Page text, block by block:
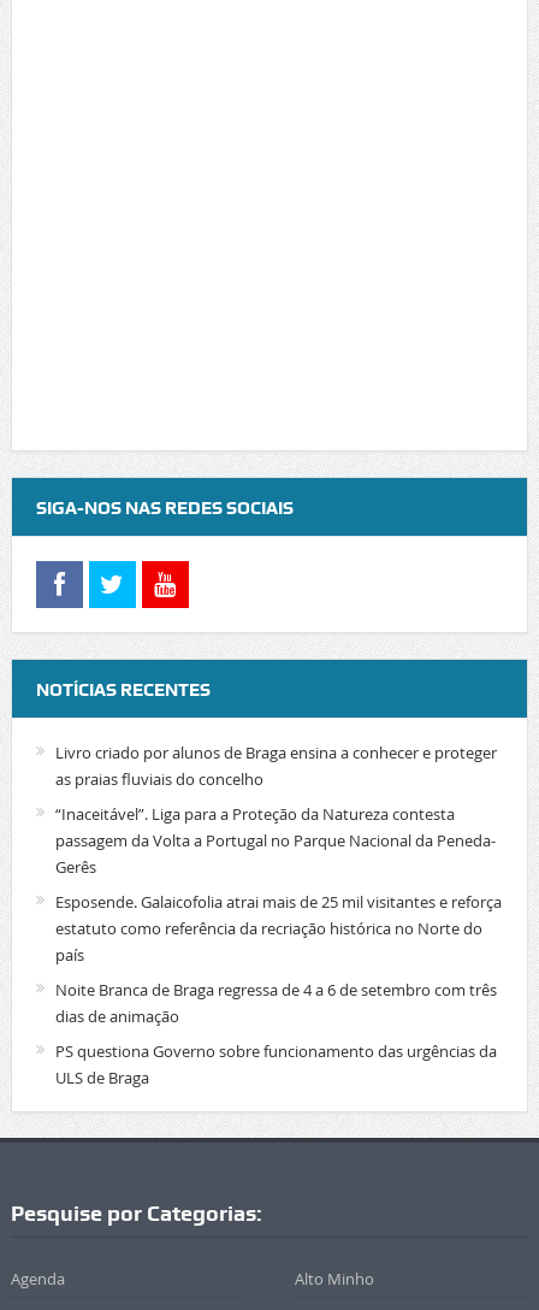
SIGA-NOS NAS REDES SOCIAIS
NOTÍCIAS RECENTES
Livro criado por alunos de Braga ensina a conhecer e proteger
as praias fluviais do concelho
“Inaceitável”. Liga para a Proteção da Natureza contesta
passagem da Volta a Portugal no Parque Nacional da Peneda-
Gerês
Esposende. Galaicofolia atrai mais de 25 mil visitantes e reforça
estatuto como referência da recriação histórica no Norte do
país
Noite Branca de Braga regressa de 4 a 6 de setembro com três
dias de animação
PS questiona Governo sobre funcionamento das urgências da
ULS de Braga
Pesquise por Categorias:
Agenda Alto Minho